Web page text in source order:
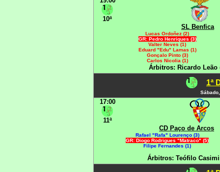
10ª
SL Benfica
Lucas Ordoñez (2)
GR: Pedro Henriques (3)
Valter Neves (1)
Eduard "Edu" Lamas (1)
Gonçalo Pinto (3)
Carlos Nicolia (1)
Árbitros: Ricardo Leão
1ª
17:00
11ª
CD Paço de Arcos
Rafael "Rafa" Lourenço (3)
GR: Diogo Rodrigues "Matraco" (5)
Filipe Fernandes (1)
Árbitros: Teófilo